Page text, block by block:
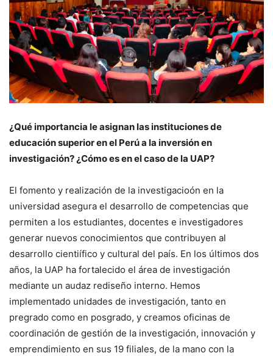
¿Qué importancia le asignan las instituciones de
educación superior en el Perú a la inversión en
investigación? ¿Cómo es en el caso de la UAP?
El fomento y realización de la investigacioón en la
universidad asegura el desarrollo de competencias que
permiten a los estudiantes, docentes e investigadores
generar nuevos conocimientos que contribuyen al
desarrollo cientiífico y cultural del país. En los últimos dos
años, la UAP ha fortalecido el área de investigación
mediante un audaz rediseño interno. Hemos
implementado unidades de investigación, tanto en
pregrado como en posgrado, y creamos oficinas de
coordinación de gestión de la investigación, innovación y
emprendimiento en sus 19 filiales, de la mano con la